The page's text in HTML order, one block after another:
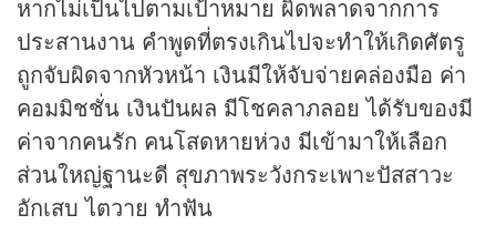
หากไม่เป็นไปตามเป้าหมาย ผิดพลาดจากการ
ประสานงาน คำพูดที่ตรงเกินไปจะทำให้เกิดศัตรู
ถูกจับผิดจากหัวหน้า เงินมีให้จับจ่ายคล่องมือ ค่า
คอมมิชชั่น เงินปันผล มีโชคลาภลอย ได้รับของมี
ค่าจากคนรัก คนโสดหายห่วง มีเข้ามาให้เลือก
ส่วนใหญ่ฐานะดี สุขภาพระวังกระเพาะปัสสาวะ
อักเสบ ไตวาย ทำฟัน